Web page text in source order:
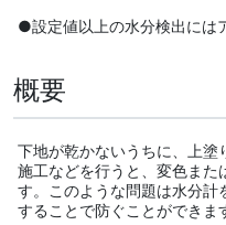
●設定値以上の水分検出には
概要
下地が乾かないうちに、上塗
施工などを行うと、変色また
す。このような問題は水分
することで防ぐことができま